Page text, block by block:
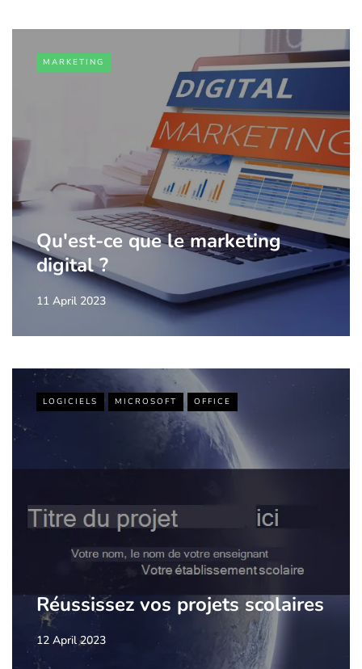
MARKETING
Qu'est-ce que le marketing
digital ?
11 April 2023
LOGICIELS MICROSOFT OFFICE
Réussissez vos projets scolaires
12 April 2023